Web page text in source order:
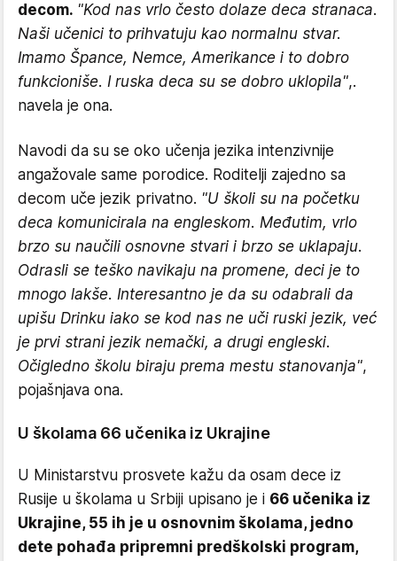
decom. "Kod nas vrlo često dolaze deca stranaca.
Naši učenici to prihvatuju kao normalnu stvar.
Imamo Špance, Nemce, Amerikance i to dobro
funkcioniše. I ruska deca su se dobro uklopila",.
navela je ona.
Navodi da su se oko učenja jezika intenzivnije
angažovale same porodice. Roditelji zajedno sa
decom uče jezik privatno. "U školi su na početku
deca komunicirala na engleskom. Međutim, vrlo
brzo su naučili osnovne stvari i brzo se uklapaju.
Odrasli se teško navikaju na promene, deci je to
mnogo lakše. Interesantno je da su odabrali da
upišu Drinku iako se kod nas ne uči ruski jezik, već
je prvi strani jezik nemački, a drugi engleski.
Očigledno školu biraju prema mestu stanovanja",
pojašnjava ona.
U školama 66 učenika iz Ukrajine
U Ministarstvu prosvete kažu da osam dece iz
Rusije u školama u Srbiji upisano je i 66 učenika iz
Ukrajine, 55 ih je u osnovnim školama, jedno
dete pohađa pripremni predškolski program,